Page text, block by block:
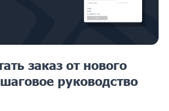
заказ от нового
руководство